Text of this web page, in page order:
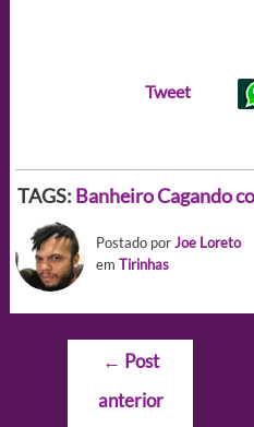
Tweet
TAGS: BanheiroCagando
Postado porJoe Loreto
em Tirinhas
Navegação
Post
← Post
anterior